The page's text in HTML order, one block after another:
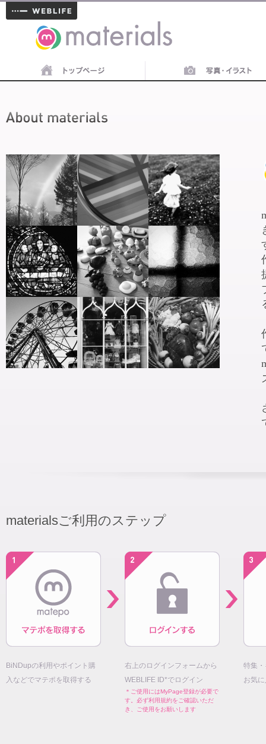
materials
materialsご利用のステップ
BiNDupの利用やポイント購
入などでマテポを取得する
右上のログインフォームから
WEBLIFE ID*でログイン
＊ご使用にはMyPage登録が必要で
す。必ず利用規約をご確認いただ
き、ご使用をお願いします
特集
お気